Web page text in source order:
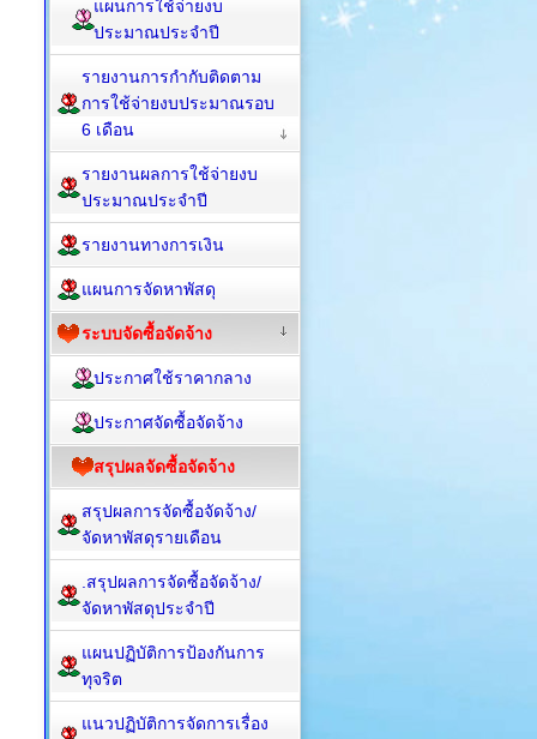
แผนการใช้จ่ายงบ
ประมาณประจำปี
รายงานการกำกับติดตาม
การใช้จ่ายงบประมาณรอบ
6 เดือน
รายงานผลการใช้จ่ายงบ
ประมาณประจำปี
รายงานทางการเงิน
แผนการจัดหาพัสดุ
ระบบจัดซื้อจัดจ้าง
ประกาศใช้ราคากลาง
ประกาศจัดซื้อจัดจ้าง
สรุปผลจัดซื้อจัดจ้าง
สรุปผลการจัดซื้อจัดจ้าง/
จัดหาพัสดุรายเดือน
.สรุปผลการจัดซื้อจัดจ้าง/
จัดหาพัสดุประจำปี
แผนปฏิบัติการป้องกันการ
ทุจริต
แนวปฏิบัติการจัดการเรื่อง